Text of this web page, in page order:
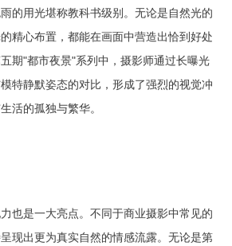
的用光堪称教科书级别。无论是自然光的
精心布置，都能在画面中营造出恰到好处
期"都市夜景"系列中，摄影师通过长曝光
特静默姿态的对比，形成了强烈的视觉冲
活的孤独与繁华。
也是一大亮点。不同于商业摄影中常见的
现出更为真实自然的情感流露。无论是第